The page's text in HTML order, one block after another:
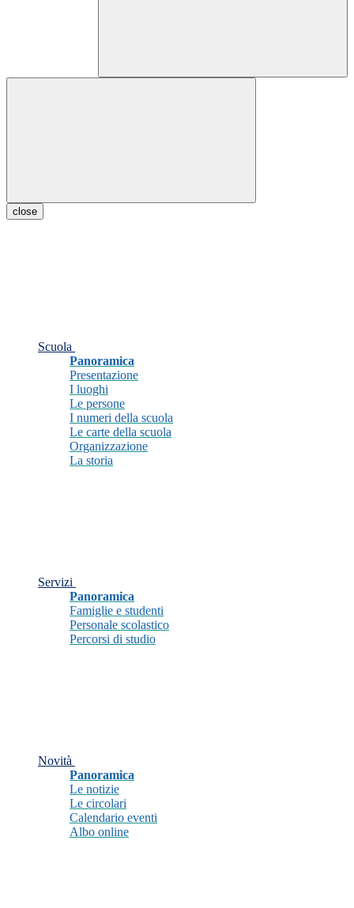
close
Scuola
Panoramica
Presentazione
I luoghi
Le persone
I numeri della scuola
Le carte della scuola
Organizzazione
La storia
Servizi
Panoramica
Famiglie e studenti
Personale scolastico
Percorsi di studio
Novità
Panoramica
Le notizie
Le circolari
Calendario eventi
Albo online